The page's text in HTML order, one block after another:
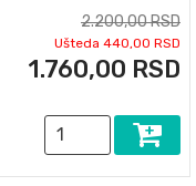
2.200,00 RSD
Ušteda 440,00 RSD
1.760,00 RSD